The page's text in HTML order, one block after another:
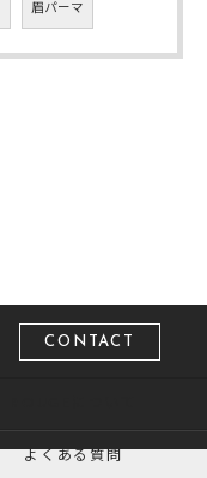
眉パーマ
CONTACT
よくある質問